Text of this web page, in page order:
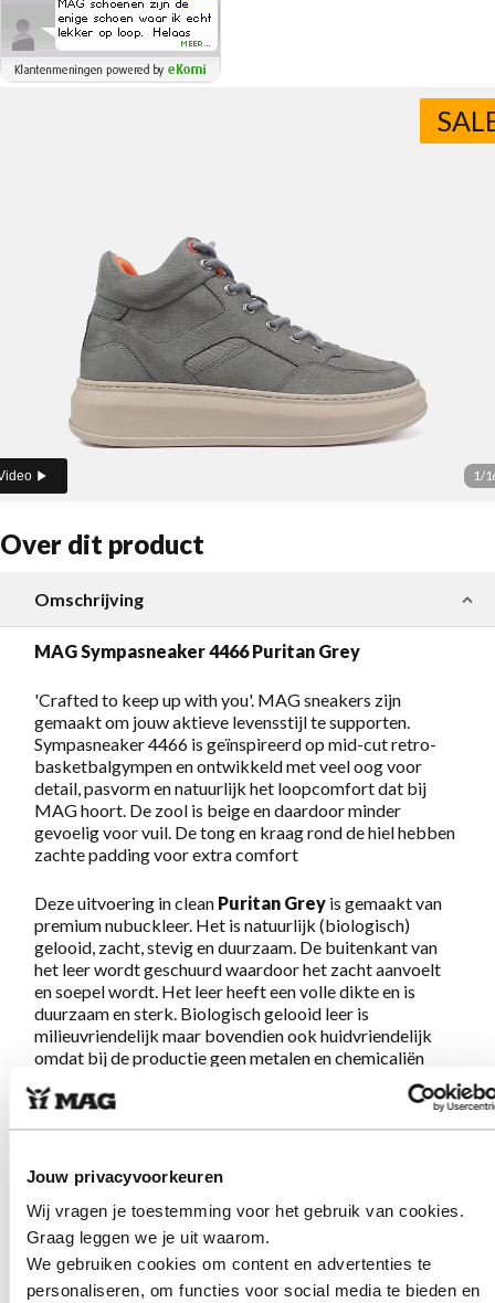
Jouw privacyvoorkeuren
Wij vragen je toestemming voor het gebruik van cookies.
Graag leggen we je uit waarom.
We gebruiken cookies om content en advertenties te
personaliseren, om functies voor social media te bieden en
1/
Over dit product
Omschrijving
MAG Sympasneaker 4466 Puritan Grey
'Crafted to keep up with you'. MAG sneakers zijn
gemaakt om jouw aktieve levensstijl te supporten.
Sympasneaker 4466 is geïnspireerd op mid-cut retro-
basketbalgympen en ontwikkeld met veel oog voor
detail, pasvorm en natuurlijk het loopcomfort dat bij
MAG hoort. De zool is beige en daardoor minder
gevoelig voor vuil. De tong en kraag rond de hiel hebben
zachte padding voor extra comfort
Deze uitvoering in clean Puritan Grey is gemaakt van
premium nubuckleer. Het is natuurlijk (biologisch)
gelooid, zacht, stevig en duurzaam. De buitenkant van
het leer wordt geschuurd waardoor het zacht aanvoelt
en soepel wordt. Het leer heeft een volle dikte en is
duurzaam en sterk. Biologisch gelooid leer is
milieuvriendelijk maar bovendien ook huidvriendelijk
omdat bij de productie geen metalen en chemicaliën
Geweldig lopen gegarandeerd!
Eigenschappen Sympasneaker 4466
Puritan Grey
Gemaakt van zacht en sterk, natuurlijk gelooid